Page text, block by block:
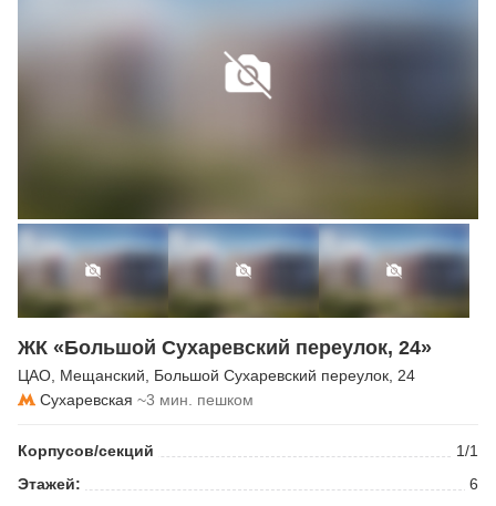
ЖК «Большой Сухаревский переулок, 24»
ЦАО Мещанский Большой Сухаревский переулок , 24
Сухаревская ~3 мин. пешком
Корпусов/секций
1/1
Этажей:
6